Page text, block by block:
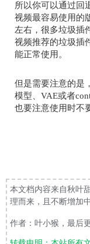
所以你可以通过回
视频最容易使用的
左右，很多垃圾插
视频推荐的垃圾插
能正常使用。
但是需要注意的是，
模型、 VAE或者
也要注意使用时不
本文档内容来自秋叶
理而来，且不断增加中
作者：叶小猴，最后